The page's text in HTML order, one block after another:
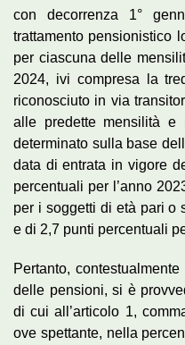
con decorrenza 1°
trattamento pensionistico
per ciascuna delle
2024, ivi compresa la
riconosciuto in via
alle predette mensilità e
determinato sulla base
data di entrata in vigore
percentuali per l’anno
per i soggetti di età pari o
e di 2,7 punti percentuali
Pertanto,
delle pensioni, si è
di cui all’articolo 1,
ove spettante, nella